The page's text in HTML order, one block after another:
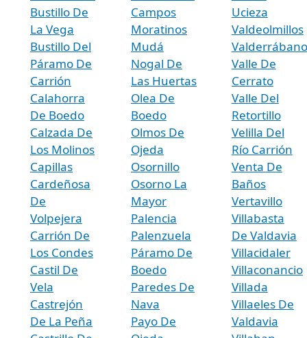
Bustillo De
La Vega
Bustillo Del
Páramo De
Carrión
Calahorra
De Boedo
Calzada De
Los Molinos
Capillas
Cardeñosa
De
Volpejera
Carrión De
Los Condes
Castil De
Vela
Castrejón
De La Peña
Campos
Moratinos
Mudá
Nogal De
Las Huertas
Olea De
Boedo
Olmos De
Ojeda
Osornillo
Osorno La
Mayor
Palencia
Palenzuela
Páramo De
Boedo
Paredes De
Nava
Payo De
Ucieza
Valdeolmillos
Valderrábano
Valle De
Cerrato
Valle Del
Retortillo
Velilla Del
Río Carrión
Venta De
Baños
Vertavillo
Villabasta
De Valdavia
Villacidaler
Villaconancio
Villada
Villaeles De
Valdavia